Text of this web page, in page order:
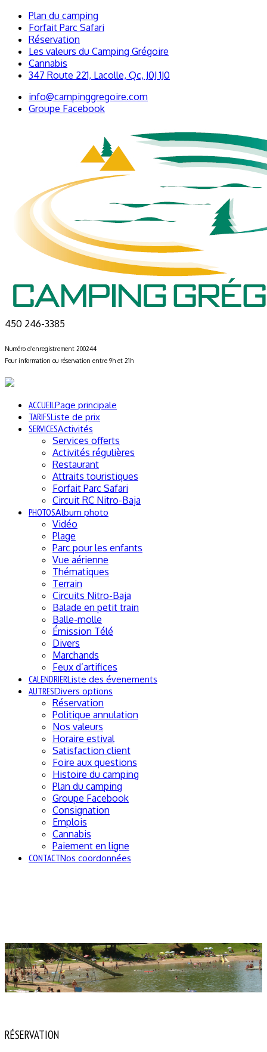
Plan du camping
Forfait Parc Safari
Réservation
Les valeurs du Camping Grégoire
Cannabis
347 Route 221, Lacolle, Qc, J0J 1J0
info@campinggregoire.com
Groupe Facebook
450 246-3385
Numéro d’enregistrement 200244
Pour information ou réservation entre 9h et 21h
ACCUEILPage principale
TARIFSListe de prix
SERVICESActivités
Services offerts
Activités régulières
Restaurant
Attraits touristiques
Forfait Parc Safari
Circuit RC Nitro-Baja
PHOTOSAlbum photo
Vidéo
Plage
Parc pour les enfants
Vue aérienne
Thématiques
Terrain
Circuits Nitro-Baja
Balade en petit train
Balle-molle
Émission Télé
Divers
Marchands
Feux d’artifices
CALENDRIERListe des évenements
AUTRESDivers options
Réservation
Politique annulation
Nos valeurs
Horaire estival
Satisfaction client
Foire aux questions
Histoire du camping
Plan du camping
Groupe Facebook
Consignation
Emplois
Cannabis
Paiement en ligne
CONTACTNos coordonnées
RÉSERVATION